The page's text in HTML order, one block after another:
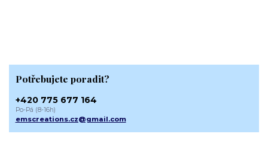
Potřebujete poradit?
+420 775 677 164
Po-Pá (8-16h)
emscreations.cz@gmail.com